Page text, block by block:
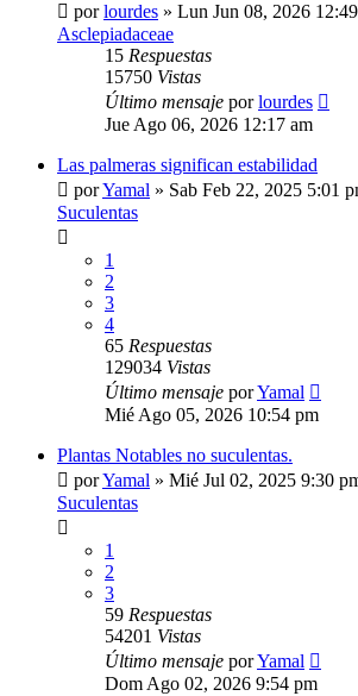
porlourdes » Lun Jun 08, 2026
Asclepiadaceae
15 Respuestas
15750 Vistas
Último mensaje porlourdes
Jue Ago 06, 2026 12:17 am
Las palmeras significan estabilidad
porYamal » Sab Feb 22, 2025 5:01
Suculentas
1
2
3
4
65 Respuestas
129034 Vistas
Último mensaje porYamal
Mié Ago 05, 2026 10:54 pm
Plantas Notables no suculentas.
porYamal » Mié Jul 02, 2025 9:30
Suculentas
1
2
3
59 Respuestas
54201 Vistas
Último mensaje porYamal
Dom Ago 02, 2026 9:54 pm